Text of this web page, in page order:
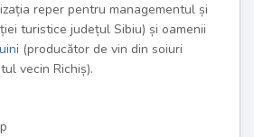
reper pentru managementul și
turistice județul Sibiu) și oamenii
(producător de vin din soiuri
vecin Richiș).